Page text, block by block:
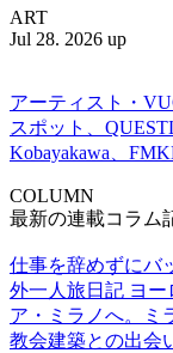
ART
Jul 28. 2026 up
アーティスト・
スポット、
Kobayakawa、
COLUMN
最新の連載コラム
仕事を辞めずにバ
外一人旅日記 ヨー
ア・ミラノへ。ミ
教会建築との出会